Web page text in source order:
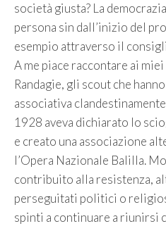
società giusta? La
persona sin dall’inizio del
esempio attraverso il
A me piace raccontare ai
Randagie, gli scout che
associativa
1928 aveva dichiarato lo
e creato una associazione
l’Opera Nazionale Balilla.
contribuito alla resistenza,
perseguitati politici o
spinti a continuare a riunirsi